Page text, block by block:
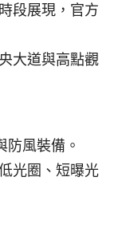
段展現，官方
大道與高點觀
風裝備。
光圈、短曝光